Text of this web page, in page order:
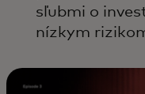
sľubmi o
nízkym